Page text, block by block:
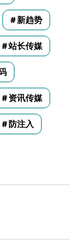
新趋势
站长传媒
资讯传媒
防注入